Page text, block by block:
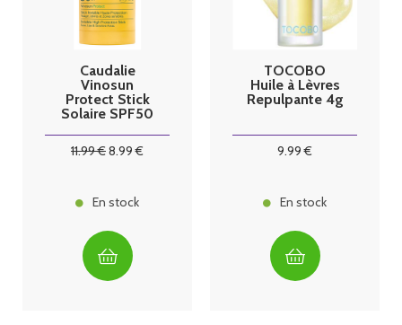
Caudalie
Vinosun
Protect Stick
Solaire SPF50
11.99€8.99 €
En stock
TOCOBO
Huile à Lèvres
Repulpante 4g
9.99 €
En stock